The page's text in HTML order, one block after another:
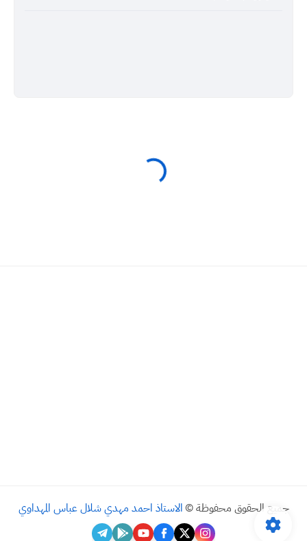
جميع الحقوق محفوظة © الاستاذ احمد مهدي شلال عباس المهداوي